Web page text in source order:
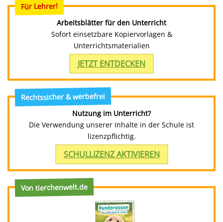
Für Lehrer!
Arbeitsblätter für den Unterricht
Sofort einsetzbare Kopiervorlagen &
Unterrichtsmaterialien
JETZT ENTDECKEN
Rechtssicher & werbefrei
Nutzung im Unterricht?
Die Verwendung unserer Inhalte in der Schule ist
lizenzpflichtig.
SCHULLIZENZ AKTIVIEREN
Von tierchenwelt.de